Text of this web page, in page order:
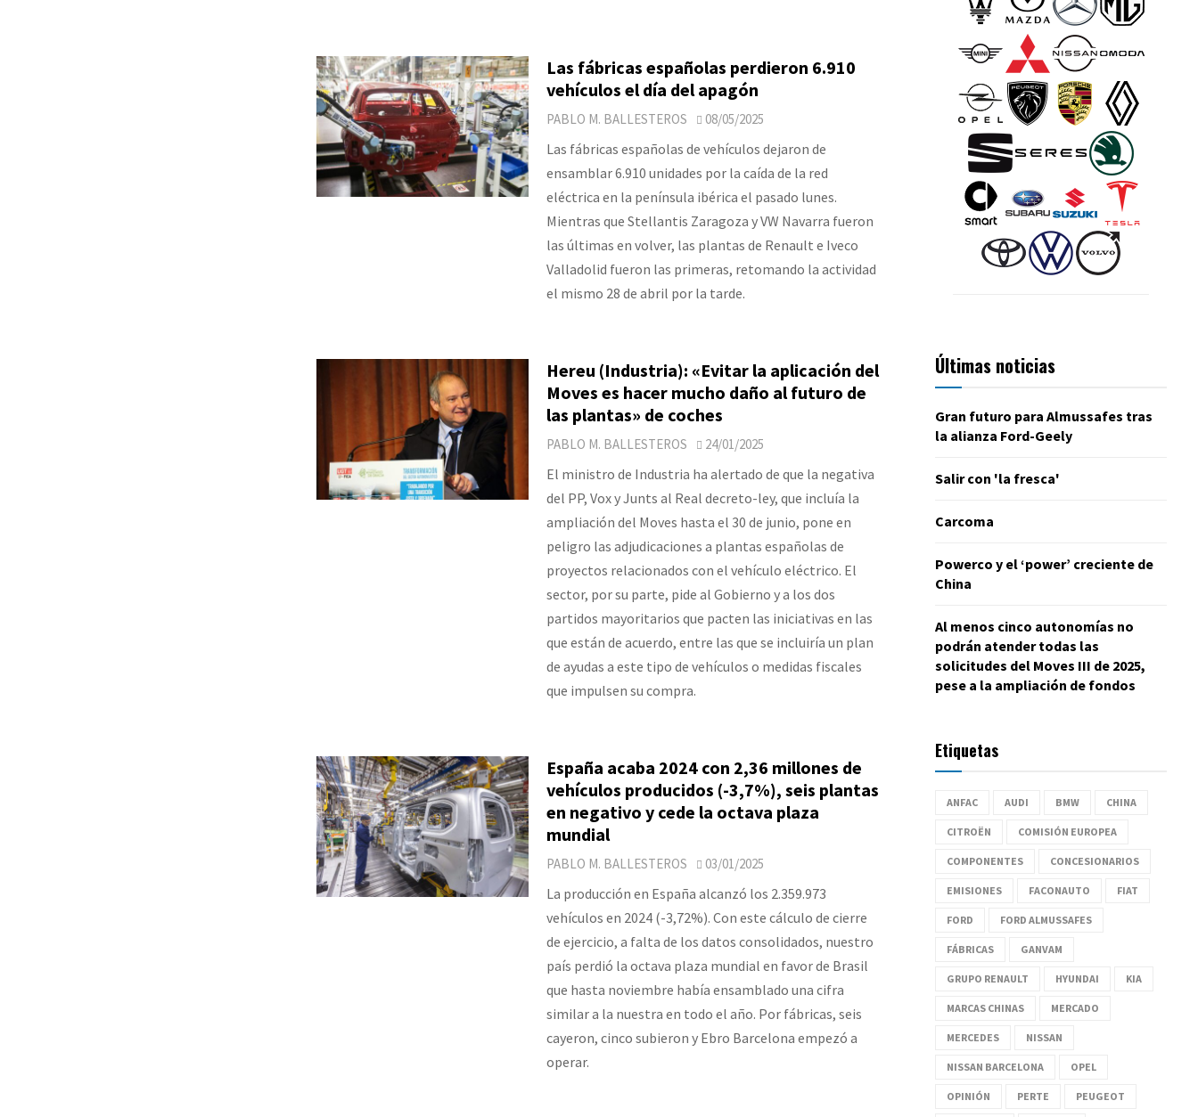
Las fábricas españolas perdieron 6.910
vehículos el día del apagón
PABLO M. BALLESTEROS 08/05/2025
Las fábricas españolas de vehículos dejaron de
ensamblar 6.910 unidades por la caída de la red
eléctrica en la península ibérica el pasado lunes.
Mientras que Stellantis Zaragoza y VW Navarra fueron
las últimas en volver, las plantas de Renault e Iveco
Valladolid fueron las primeras, retomando la actividad
el mismo 28 de abril por la tarde.
Hereu (Industria): «Evitar la aplicación del
Moves es hacer mucho daño al futuro de
las plantas» de coches
PABLO M. BALLESTEROS 24/01/2025
El ministro de Industria ha alertado de que la negativa
del PP, Vox y Junts al Real decreto-ley, que incluía la
ampliación del Moves hasta el 30 de junio, pone en
peligro las adjudicaciones a plantas españolas de
proyectos relacionados con el vehículo eléctrico. El
sector, por su parte, pide al Gobierno y a los dos
partidos mayoritarios que pacten las iniciativas en las
que están de acuerdo, entre las que se incluiría un plan
de ayudas a este tipo de vehículos o medidas fiscales
que impulsen su compra.
España acaba 2024 con 2,36 millones de
vehículos producidos (-3,7%), seis plantas
en negativo y cede la octava plaza
mundial
PABLO M. BALLESTEROS 03/01/2025
La producción en España alcanzó los 2.359.973
vehículos en 2024 (-3,72%). Con este cálculo de cierre
de ejercicio, a falta de los datos consolidados, nuestro
país perdió la octava plaza mundial en favor de Brasil
que hasta noviembre había ensamblado una cifra
similar a la nuestra en todo el año. Por fábricas, seis
cayeron, cinco subieron y Ebro Barcelona empezó a
operar.
Últimas noticias
Gran futuro para Almussafes tras
la alianza Ford-Geely
Salir con 'la fresca'
Carcoma
Powerco y el ‘power’ creciente de
China
Al menos cinco autonomías no
podrán atender todas las
solicitudes del Moves III de 2025,
pese a la ampliación de fondos
Etiquetas
ANFAC AUDI BMW CHINA
CITROËN COMISIÓN EUROPEA
COMPONENTES CONCESIONARIOS
EMISIONES FACONAUTO FIAT
FORD FORD ALMUSSAFES
FÁBRICAS GANVAM
GRUPO RENAULT HYUNDAI KIA
MARCAS CHINAS MERCADO
MERCEDES NISSAN
NISSAN BARCELONA OPEL
OPINIÓN PERTE PEUGEOT